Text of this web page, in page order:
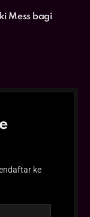
Mess bagi
ke